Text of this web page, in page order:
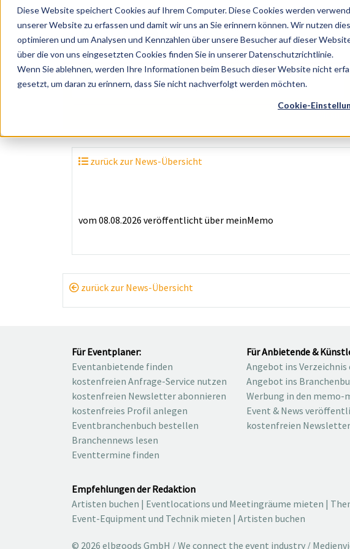
Diese Website speichert Cookies auf Ihrem Computer. Diese Cookies werden
unserer Website zu erfassen und damit wir uns an Sie erinnern können. Wir nutzen
optimieren und um Analysen und Kennzahlen über unsere Besucher auf dieser
über die von uns eingesetzten Cookies finden Sie in unserer Datenschutzrichtlinie.
Wenn Sie ablehnen, werden Ihre Informationen beim Besuch dieser Website nicht
gesetzt, um daran zu erinnern, dass Sie nicht nachverfolgt werden möchten.
Cookie-
zurück zur News-Übersicht
vom 08.08.2026 veröffentlicht über meinMemo
zurück zur News-Übersicht
Künstler, Zelte, Bands, Catering, ...
Wir
Für Eventplaner:
Eventanbietende finden
kostenfreien Anfrage-Service nutzen
kostenfreien Newsletter abonnieren
kostenfreies Profil anlegen
Eventbranchenbuch bestellen
Branchennews lesen
Eventtermine finden
Für Anbietende &
Angebot ins
Angebot ins
Werbung in den memo-
Event & News
kostenfreien
Empfehlungen der Redaktion
Artisten buchen | Eventlocations und Meetingräume mieten |
Event-Equipment und Technik mieten | Artisten buchen
© 2026 elbgoods GmbH / We connect the event industry /